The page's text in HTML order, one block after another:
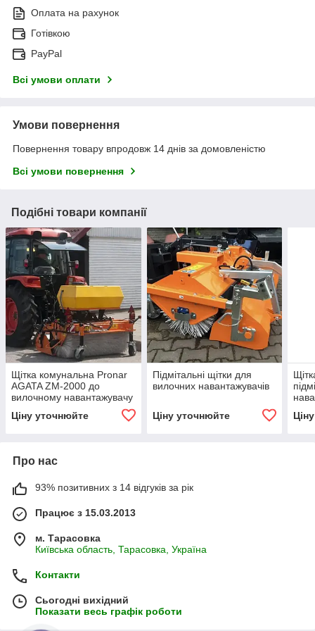
Оплата на рахунок
Готівкою
PayPal
Всі умови оплати
Умови повернення
Повернення товару впродовж 14 днів за домовленістю
Всі умови повернення
Подібні товари компанії
Щітка комунальна Pronar
AGATA ZM-2000 до
вилочному навантажувачу
Ціну уточнюйте
Підмітальні щітки для
вилочних навантажувачів
Ціну уточнюйте
Про нас
93% позитивних з 14 відгуків за рік
Працює з 15.03.2013
м. Тарасовка
Київська область, Тарасовка, Україна
Контакти
Сьогодні вихідний
Показати весь графік роботи